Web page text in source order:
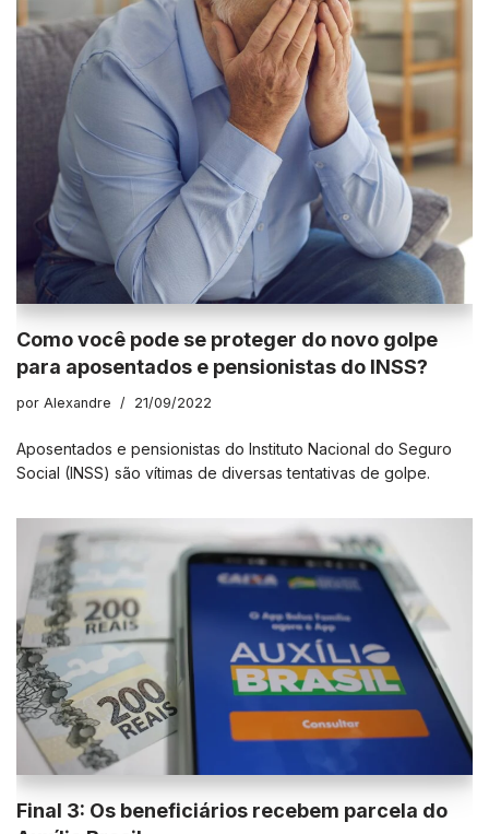
Como você pode se proteger do novo golpe
para aposentados e pensionistas do INSS?
por Alexandre 21/09/2022
Aposentados e pensionistas do Instituto Nacional do Seguro
Social (INSS) são vítimas de diversas tentativas de golpe.
Final 3: Os beneficiários recebem parcela do